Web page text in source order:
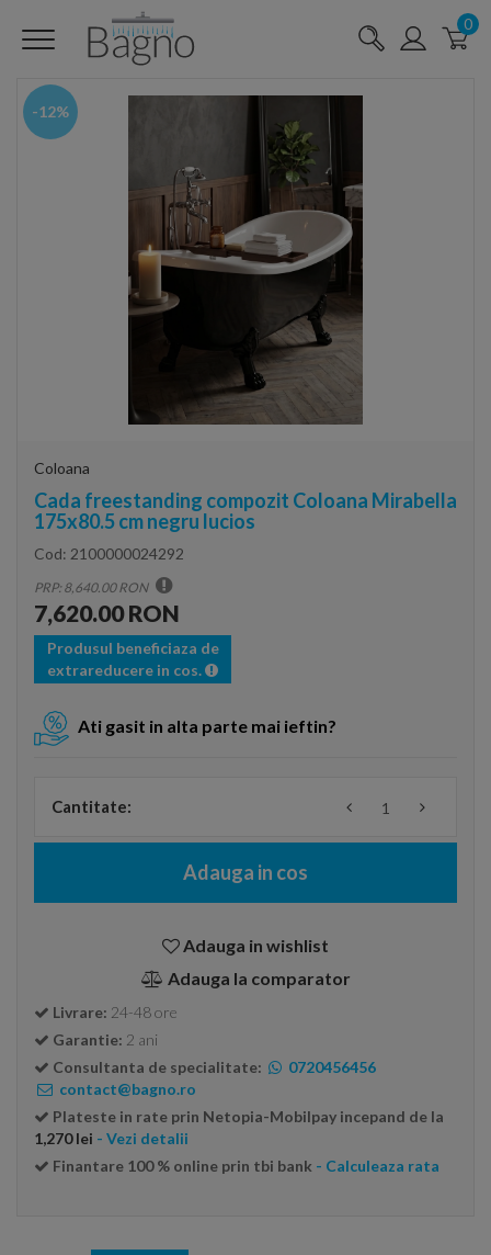
0
-12%
Coloana
Cada freestanding compozit Coloana Mirabella
175x80.5 cm negru lucios
Cod: 2100000024292
PRP: 8,640.00 RON
7,620.00 RON
Produsul beneficiaza de
extrareducere in cos.
Ati gasit in alta parte mai ieftin?
Cantitate:
Adauga in cos
Adauga in wishlist
Adauga la comparator
Livrare: 24-48 ore
Garantie: 2 ani
Consultanta de specialitate:
0720456456
contact@bagno.ro
Plateste in rate prin Netopia-Mobilpay incepand de la
1,270 lei - Vezi detalii
Finantare 100 % online prin tbi bank - Calculeaza rata